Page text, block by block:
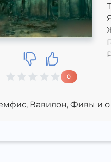
0
Вавилон, Фивы и о